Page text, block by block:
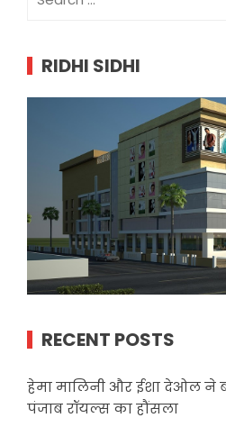
for:
RIDHI SIDHI
RECENT POSTS
हेमा मालिनी और ईशा देओल ने
पंजाब रॉयल्स का हौंसला